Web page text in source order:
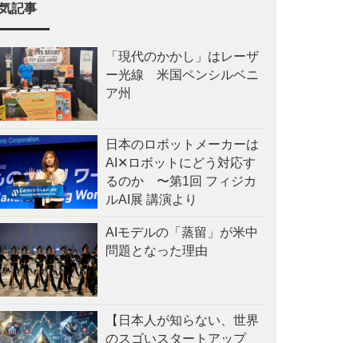
記事
「現代のかかし」はレーザ
ー光線 米国ペンシルベニ
ア州
日本のロボットメーカーは
AI✕ロボットにどう対応す
るのか 〜第1回 フィジカ
ルAI展 講演より
AIモデルの「蒸留」が米中
問題となった理由
【日本人が知らない、世界
のスゴいスタートアップ